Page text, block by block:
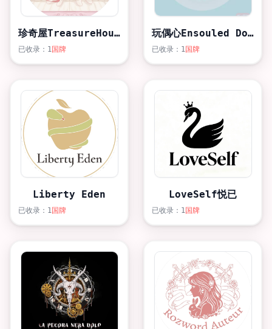
珍奇屋TreasureHouse
已收录：1 国牌
玩偶心Ensouled Doll
已收录：1 国牌
Liberty Eden
已收录：1 国牌
LoveSelf悦已
已收录：1 国牌